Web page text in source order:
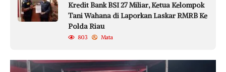
Kredit Bank BSI 27 Miliar, Ketua Kelompok
Tani Wahana di Laporkan Laskar RMRB Ke
Polda Riau
803 Mata